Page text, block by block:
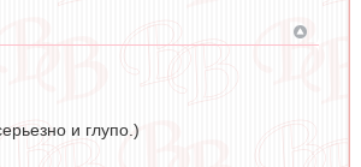
и глупо.)